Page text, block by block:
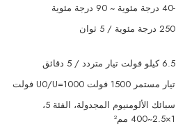
-40 درجة مئوية ~ 90 درجة مئوية
250 درجة مئوية / 5 ثوان
6.5 كيلو فولت تيار متردد / 5 دقائق
تيار مستمر 1500 فولت U0/U=1000 فولت
سبائك الألومنيوم المجدولة، الفئة 5،
1×2.5~400 مم²